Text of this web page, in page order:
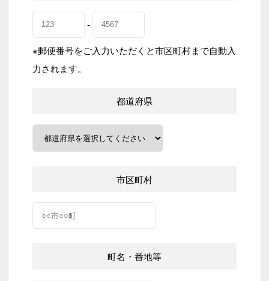
-
※郵便番号をご入力いただくと市区町村まで自動入
力されます。
都道府県
市区町村
町名・番地等